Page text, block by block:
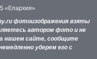
«Епархия»
фотоизображения взяты
автором фото и не
нашем сайте, сообщите
уберем его с